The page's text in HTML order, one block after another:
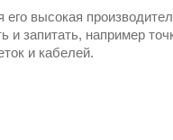
высокая
запитать, например
и кабелей.